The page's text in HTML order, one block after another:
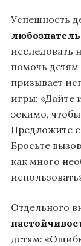
Успешность
исследовать
помочь детям
призывает
игры: «Дайте
эскимо,
Предложите
Бросьте
как много
Отдельного
детям: